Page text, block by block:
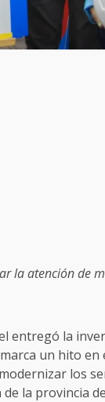
la atención de
entregó la
un hito en
los
la provincia